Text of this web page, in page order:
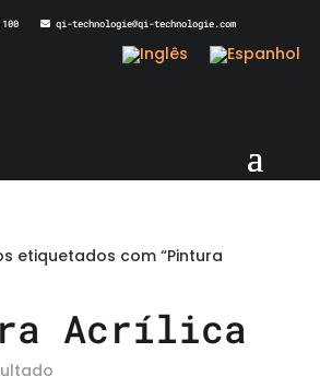
100 qi-technologie@qi-technologie.com
etiquetados com “Pintura
Acrílica